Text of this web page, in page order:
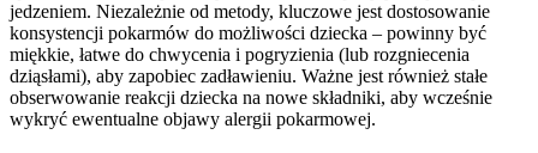
jedzeniem. Niezależnie od metody, kluczowe jest dostosowanie
konsystencji pokarmów do możliwości dziecka – powinny być
miękkie, łatwe do chwycenia i pogryzienia (lub rozgniecenia
dziąsłami), aby zapobiec zadławieniu. Ważne jest również stałe
obserwowanie reakcji dziecka na nowe składniki, aby wcześnie
wykryć ewentualne objawy alergii pokarmowej.